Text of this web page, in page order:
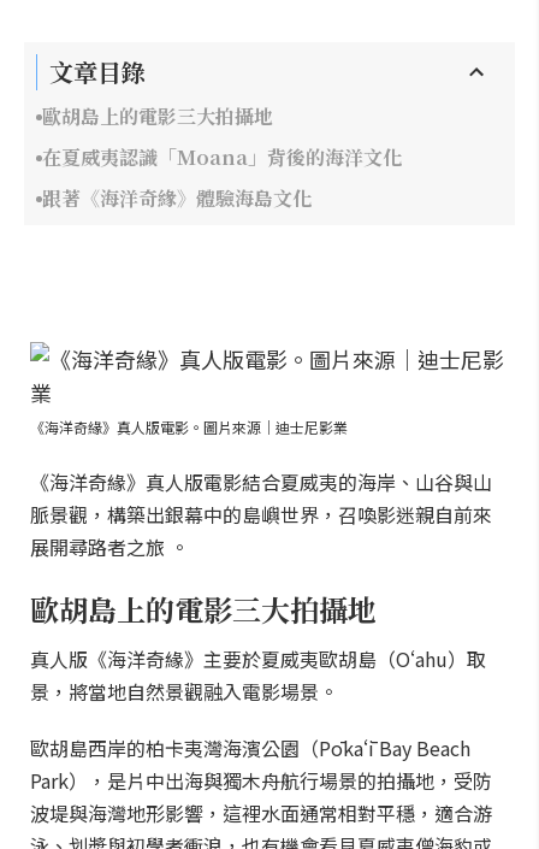
文章目錄
歐胡島上的電影三大拍攝地
在夏威夷認識「Moana」背後的海洋文化
跟著《海洋奇緣》體驗海島文化
《海洋奇緣》真人版電影。圖片來源｜迪士尼影業
《海洋奇緣》真人版電影結合夏威夷的海岸、山谷與山
脈景觀，構築出銀幕中的島嶼世界，召喚影迷親自前來
展開尋路者之旅 。
歐胡島上的電影三大拍攝地
真人版《海洋奇緣》主要於夏威夷歐胡島（Oʻahu）取
景，將當地自然景觀融入電影場景。
歐胡島西岸的柏卡夷灣海濱公園（Pōkaʻī Bay Beach
Park），是片中出海與獨木舟航行場景的拍攝地，受防
波堤與海灣地形影響，這裡水面通常相對平穩，適合游